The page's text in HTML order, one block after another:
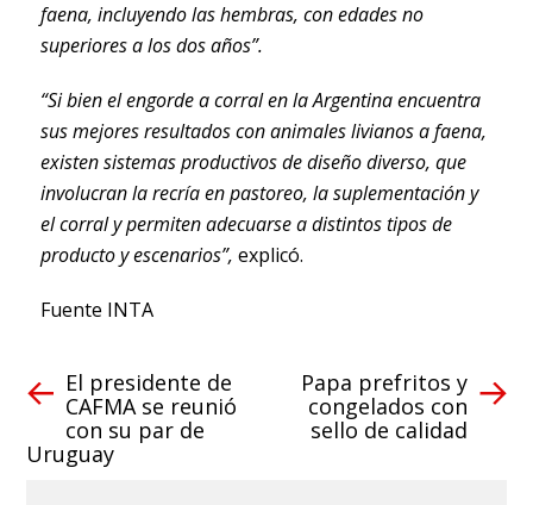
faena, incluyendo las hembras, con edades no
superiores a los dos años”.
“Si bien el engorde a corral en la Argentina encuentra
sus mejores resultados con animales livianos a faena,
existen sistemas productivos de diseño diverso, que
involucran la recría en pastoreo, la suplementación y
el corral y permiten adecuarse a distintos tipos de
producto y escenarios”, explicó.
Fuente INTA
El presidente de
CAFMA se reunió
con su par de
Uruguay
Papa prefritos y
congelados con
sello de calidad